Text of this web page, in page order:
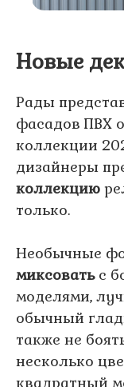
Новые
Рады
фасадов ПВХ
коллекции
дизайнеры
коллекцию
только.
Необычные
миксоватьc
моделями,
обычный
также не
несколько
квадратный